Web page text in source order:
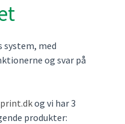
system, med
og svar på
og vi har 3
produkter: